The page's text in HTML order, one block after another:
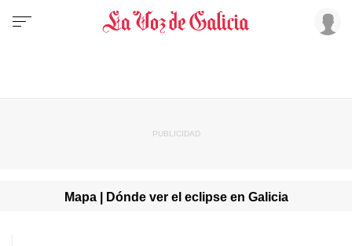
Mapa | Dónde ver el eclipse en Galicia